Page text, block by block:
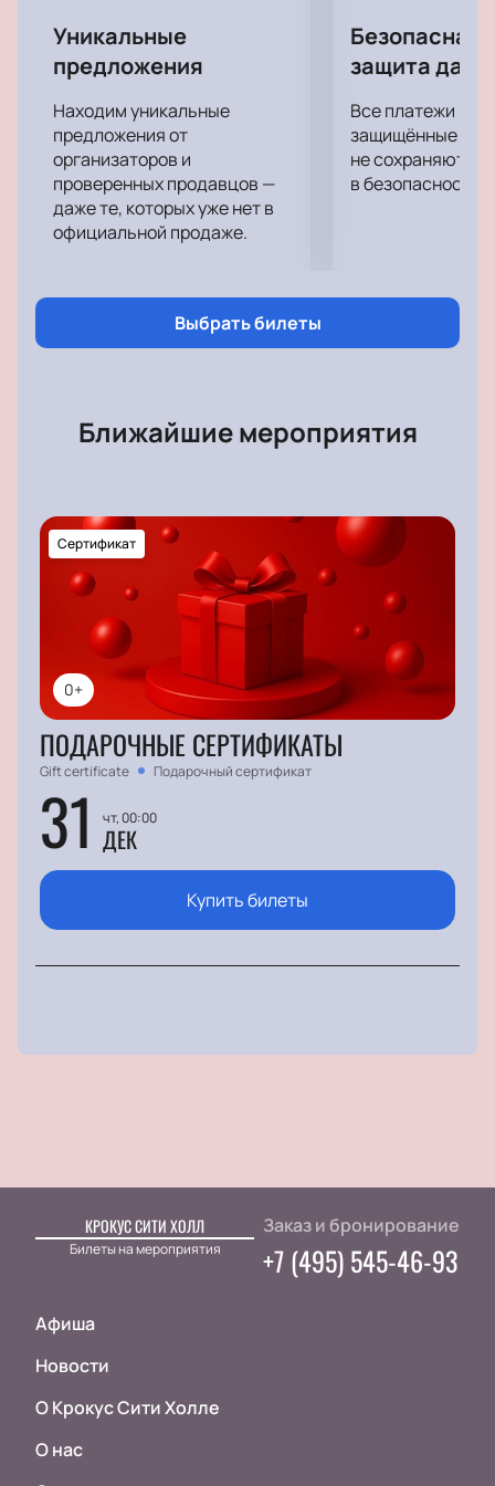
шоу, подготовленное для вас любимой
исполнительницей!
Уникальные
предложения
Находим уникальные
предложения от
организаторов и
проверенных продавцов —
даже те, которых уже нет в
официальной продаже.
Безопасная
защита
Все платежи
защищённые
не сохраняются
в безопасности.
Выбрать билеты
Ближайшие мероприятия
0+
Сертификат
ПОДАРОЧНЫЕ СЕРТИФИКАТЫ
Gift certificate Подарочный сертификат
31 чт, 00:00
ДЕК
Купить билеты
КРОКУС СИТИ ХОЛЛ
Билеты на мероприятия
Афиша
Новости
О Крокус Сити Холле
О нас
Заказ и бронирование
+7 (495) 545-46-93